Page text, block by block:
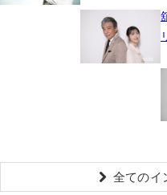
全てのイ